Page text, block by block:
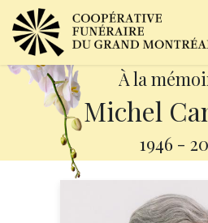
À la
Michel
1946 -